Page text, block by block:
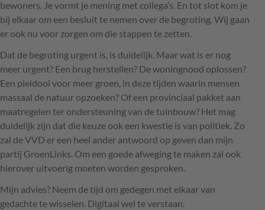
bewoners. Je vormt je mening met collega’s. En tot slot kom je
bij elkaar om een besluit te nemen over de begroting. Wij gaan
er ook nu voor zorgen om die stappen te zetten.
Dat de begroting urgent is, is duidelijk. Maar wat is er nog
meer urgent? Een brug herstellen? De woningnood oplossen?
Een pleidooi voor meer groen, in deze tijden waarin mensen
massaal de natuur opzoeken? Of een provinciaal pakket aan
maatregelen ter ondersteuning van de tuinbouw? Het mag
duidelijk zijn dat die keuze ook een kwestie is van politiek. Zo
zal deVVD er een heel ander antwoord op geven dan mijn
partij GroenLinks. Om een goede afweging te maken zal ook
hierover uitvoerig moeten worden gesproken.
Mijn advies? Neem de tijd om gedegen met elkaar van
gedachte te wisselen. Digitaal wel te verstaan.